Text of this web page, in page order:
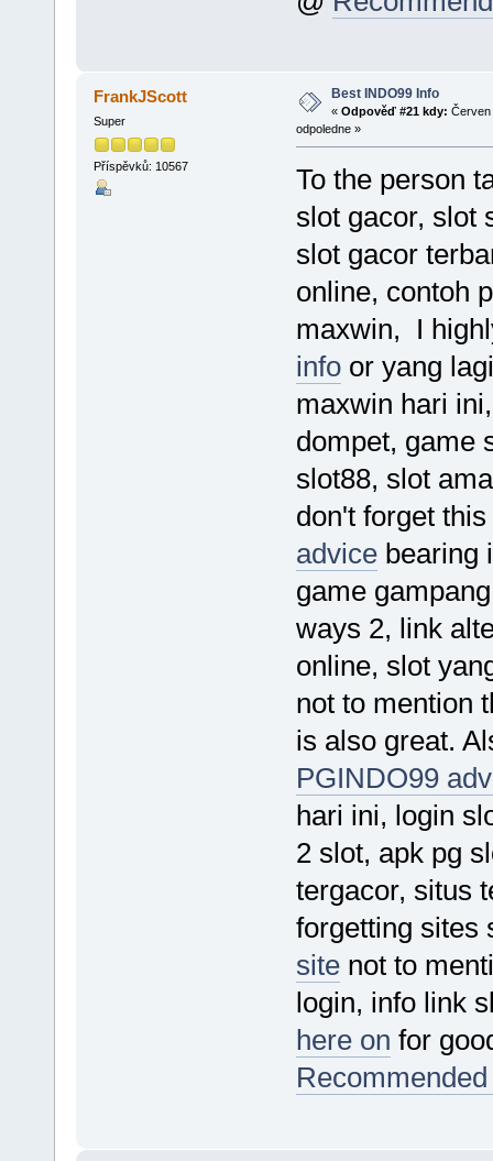
FrankJScott
Super
Příspěvků: 10567
Best INDO99 Info
« Odpověď #21 kdy: Červen
odpoledne »
To the person
slot gacor, slot
slot gacor
online, contoh
maxwin, I
infoor yang
maxwin hari
dompet, game
slot88, slot
don't forget this
advicebearing
game
ways 2, link
online, slot
not to mention
is also great.
PGINDO99
hari ini, login
2 slot, apk pg
tergacor, situs
forgetting sites
sitenot to
login, info link
here on for